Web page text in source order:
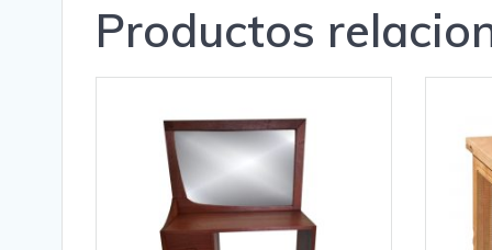
Productos